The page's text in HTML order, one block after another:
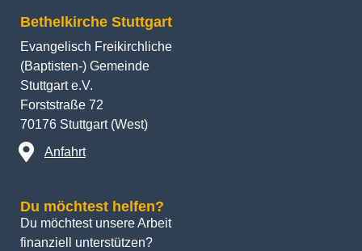
Bethelkirche Stuttgart
Evangelisch Freikirchliche
(Baptisten-) Gemeinde
Stuttgart e.V.
Forststraße 72
70176 Stuttgart (West)
Anfahrt
Du möchtest helfen?
Du möchtest unsere Arbeit
finanziell unterstützen?